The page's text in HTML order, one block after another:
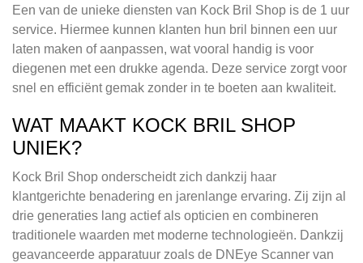
Een van de unieke diensten van Kock Bril Shop is de 1 uur
service. Hiermee kunnen klanten hun bril binnen een uur
laten maken of aanpassen, wat vooral handig is voor
diegenen met een drukke agenda. Deze service zorgt voor
snel en efficiënt gemak zonder in te boeten aan kwaliteit.
WAT MAAKT KOCK BRIL SHOP
UNIEK?
Kock Bril Shop onderscheidt zich dankzij haar
klantgerichte benadering en jarenlange ervaring. Zij zijn al
drie generaties lang actief als opticien en combineren
traditionele waarden met moderne technologieën. Dankzij
geavanceerde apparatuur zoals de DNEye Scanner van